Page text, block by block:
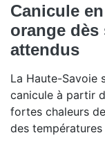
Canicule
orange dès
attendus
La Haute-Savoie
canicule à partir
fortes chaleurs
des